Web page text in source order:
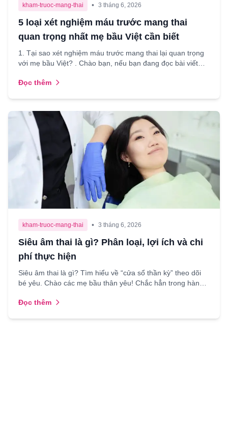
kham-truoc-mang-thai • 3 tháng 6, 2026
5 loại xét nghiệm máu trước mang thai
quan trọng nhất mẹ bầu Việt cần biết
1. Tại sao xét nghiệm máu trước mang thai lại quan trọng
với mẹ bầu Việt? . Chào bạn, nếu bạn đang đọc bài viết
Đọc thêm
kham-truoc-mang-thai • 3 tháng 6, 2026
Siêu âm thai là gì? Phân loại, lợi ích và chi
phí thực hiện
Siêu âm thai là gì? Tìm hiểu về “cửa sổ thần kỳ” theo dõi
bé yêu. Chào các mẹ bầu thân yêu! Chắc hẳn trong hành
Đọc thêm